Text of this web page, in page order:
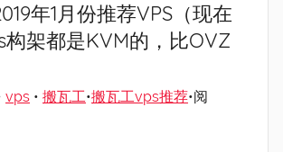
年1月份推荐VPS（现在
架都是KVM的，比OVZ
vps • 搬瓦工•搬瓦工vps推荐•阅